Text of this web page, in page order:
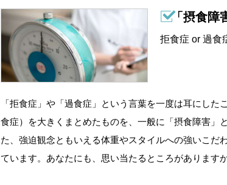
「摂食障
拒食症 or 過食
「拒食症」や「過食症」という言葉を一度は耳にし
食症）を大きくまとめたものを、一般に「摂食障害」
た、強迫観念ともいえる体重やスタイルへの強いこだ
ています。あなたにも、思い当たるところがあります